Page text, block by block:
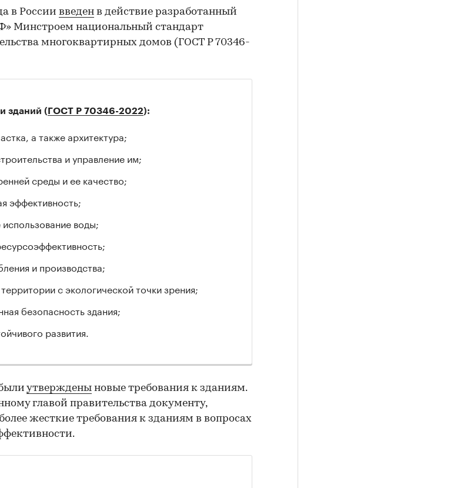
в России введен в действие разработанный
Минстроем национальный стандарт
многоквартирных домов (ГОСТ Р 70346-
зданий ( ГОСТ Р 70346-2022):
а также архитектура;
и управление им;
среды и ее качество;
эффективность;
воды;
и производства;
с экологической точки зрения;
безопасность здания;
развития.
утверждены новые требования к зданиям.
главой правительства документу,
жесткие требования к зданиям в вопросах